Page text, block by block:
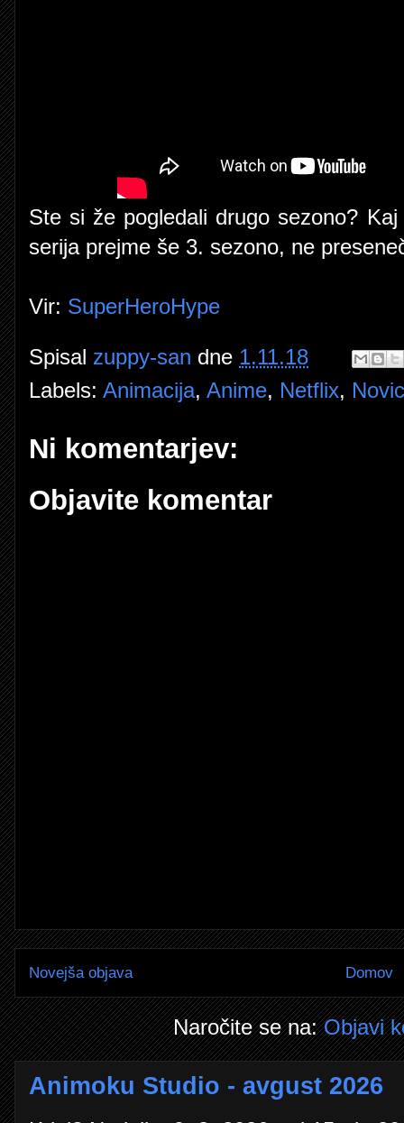
Ste si že pogledali drugo sezono?
serija prejme še 3. sezono, ne
Vir: SuperHeroHype
Spisal zuppy-san dne 1.11.18
Labels: Animacija, Anime, Netflix,
Ni komentarjev:
Objavite komentar
Novejša objava Domov
Naročite se na:Objavi
Animoku Studio - avgust 2026